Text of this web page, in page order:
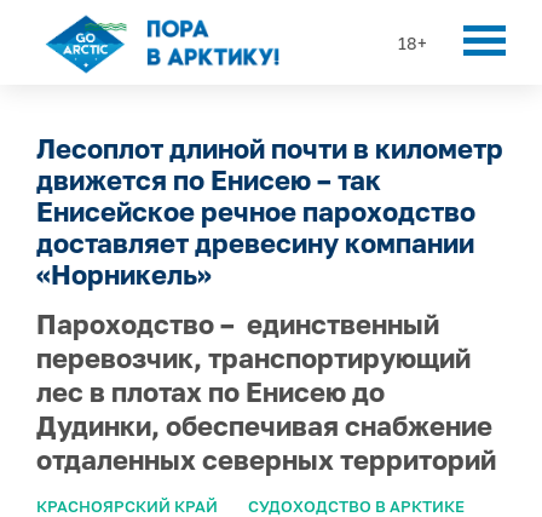
18+
Лесоплот длиной почти в километр
движется по Енисею – так
Енисейское речное пароходство
доставляет древесину компании
«Норникель»
Пароходство – единственный
перевозчик, транспортирующий
лес в плотах по Енисею до
Дудинки, обеспечивая снабжение
отдаленных северных территорий
КРАСНОЯРСКИЙ КРАЙ
СУДОХОДСТВО В АРКТИКЕ